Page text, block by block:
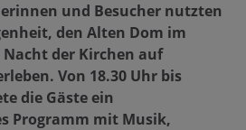
und Besucher nutzten
den Alten Dom im
Nacht der Kirchen auf
Von 18.30 Uhr bis
die Gäste ein
Programm mit Musik,